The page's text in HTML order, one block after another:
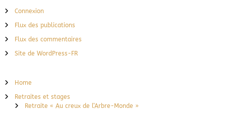
Connexion
Flux des publications
Flux des commentaires
Site de WordPress-FR
Home
Retraites et stages
Retraite « Au creux de l’Arbre-Monde »